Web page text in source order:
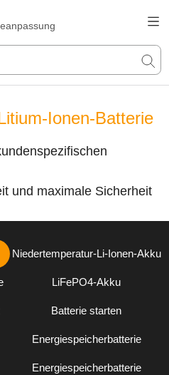
Ionen-Batterie
und maximale Sicherheit
Niedertemperatur-Li-Ionen-Akku
LiFePO4-Akku
Batterie starten
Energiespeicherbatterie
Energiespeicherbatterie